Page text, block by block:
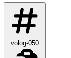
volog-050